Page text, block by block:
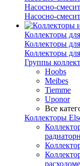
Насосно-
Насосно-
Коллекторы
Коллекторы
Коллекторы
Группы
Hoobs
Meibes
Tiemme
Uponor
Все
Коллекторы